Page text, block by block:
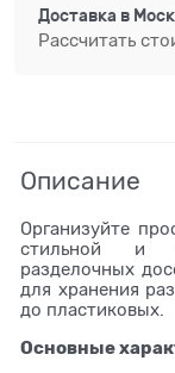
Доставка в
Рассчитать
Описание
Организуйте
стильной и
разделочных
для хранения
до пластиковых.
Основные